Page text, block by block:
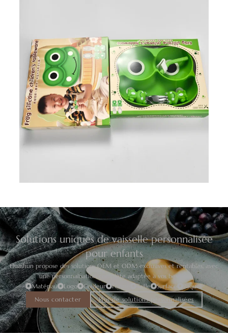
Solutions uniques de vaisselle personnalisée
pour enfants
Huashun propose des solutions OEM et ODM exclusives et rentables, avec
une personnalisation complète adaptée à vos besoins.
Matériau
Logo Couleur Forme Taille Surface
Paquet
Nous contacter
Plus de solutions personnalisées